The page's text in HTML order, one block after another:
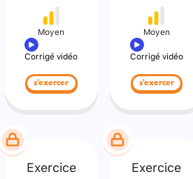
Moyen
Corrigé vidéo
s'exercer
Moyen
Corrigé vidéo
s'exercer
Exercice Exercice